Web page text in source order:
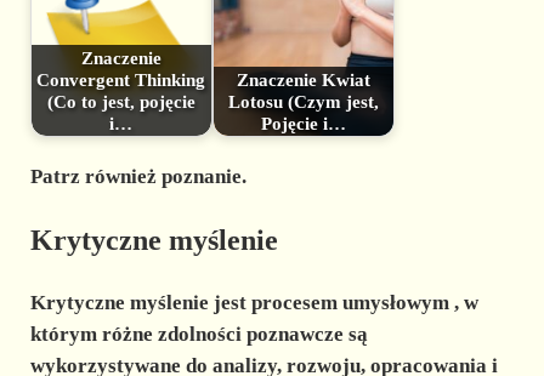
Znaczenie
Convergent Thinking
(Co to jest, pojęcie
i…
Znaczenie Kwiat
Lotosu (Czym jest,
Pojęcie i…
Patrz również poznanie.
Krytyczne myślenie
Krytyczne myślenie jest procesem umysłowym , w
którym różne zdolności poznawcze są
wykorzystywane do analizy, rozwoju, opracowania i